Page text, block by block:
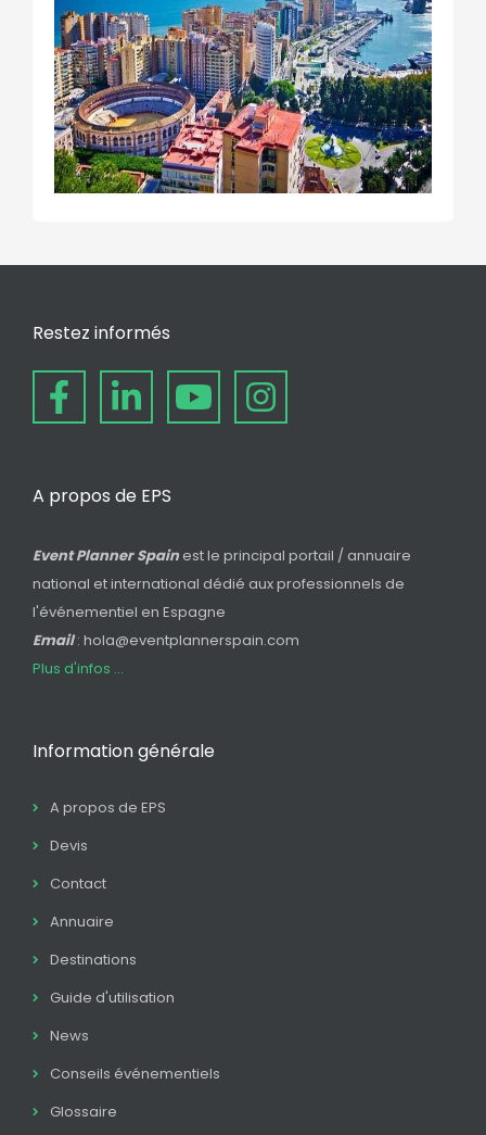
Restez informés
A propos de EPS
Event Planner Spain est le principal portail / annuaire
national et international dédié aux professionnels de
l'événementiel en Espagne
Email: hola@eventplannerspain.com
Plus d'infos ...
Information générale
A propos de EPS
Devis
Contact
Annuaire
Destinations
Guide d'utilisation
News
Conseils événementiels
Glossaire